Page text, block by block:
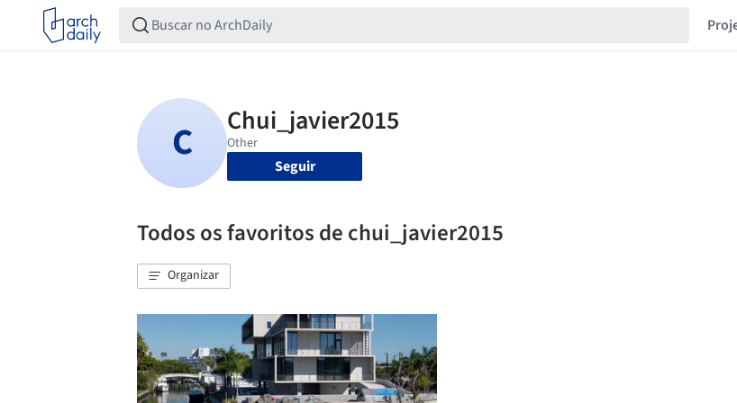
Seguir
Todos os favoritos de chui_javier2015
Organizar